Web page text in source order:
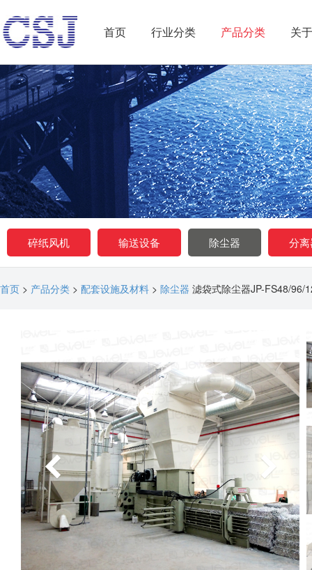
首页 行业分类 产品分类 关
ABOUT US
关于我们
碎纸风机 输送设备 除尘器 分
首页 > 产品分类 > 配套设施及材料 > 除尘器 滤袋式除尘器JP-FS48/96/